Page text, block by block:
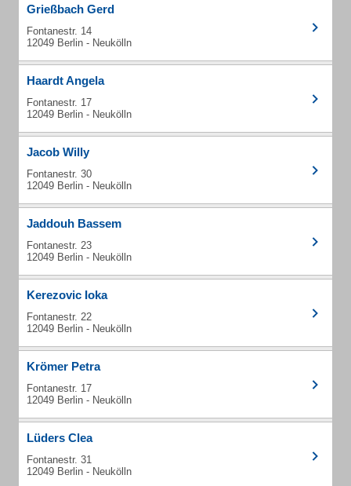
Grießbach Gerd
Fontanestr. 14
12049 Berlin - Neukölln
Haardt Angela
Fontanestr. 17
12049 Berlin - Neukölln
Jacob Willy
Fontanestr. 30
12049 Berlin - Neukölln
Jaddouh Bassem
Fontanestr. 23
12049 Berlin - Neukölln
Kerezovic Ioka
Fontanestr. 22
12049 Berlin - Neukölln
Krömer Petra
Fontanestr. 17
12049 Berlin - Neukölln
Lüders Clea
Fontanestr. 31
12049 Berlin - Neukölln